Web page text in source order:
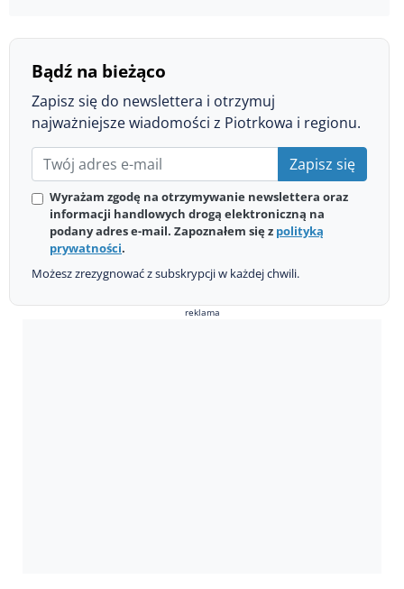
Bądź na bieżąco
Zapisz się do newslettera i otrzymuj
najważniejsze wiadomości z Piotrkowa i regionu.
Zapisz się
Wyrażam zgodę na otrzymywanie newslettera oraz
informacji handlowych drogą elektroniczną na
podany adres e-mail. Zapoznałem się z polityką
prywatności.
Możesz zrezygnować z subskrypcji w każdej chwili.
reklama